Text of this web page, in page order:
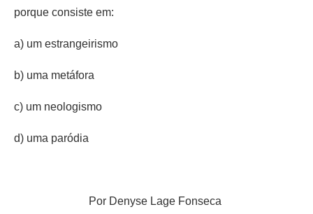
porque consiste em:
a) um estrangeirismo
b) uma metáfora
c) um neologismo
d) uma paródia
Por Denyse Lage Fonseca